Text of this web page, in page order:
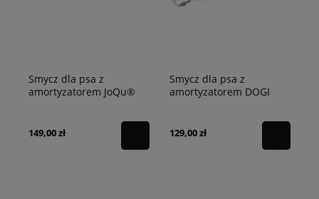
Smycz dla psa z
amortyzatorem JoQu®
149,00 zł
Smycz dla psa z
amortyzatorem DOGI
129,00 zł